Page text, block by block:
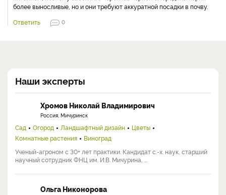
более выносливые, но и они требуют аккуратной посадки в почву.
Ответить
0
Наши эксперты
Хромов Николай Владимирович
Россия, Мичуринск
Сад Огород Ландшафтный дизайн
Цветы
Комнатные растения
Виноград
Ученый-агроном с 30+ лет практики. Кандидат с.-х. наук, старший
научный сотрудник ФНЦ им. И.В. Мичурина, ...
Ольга Никонорова